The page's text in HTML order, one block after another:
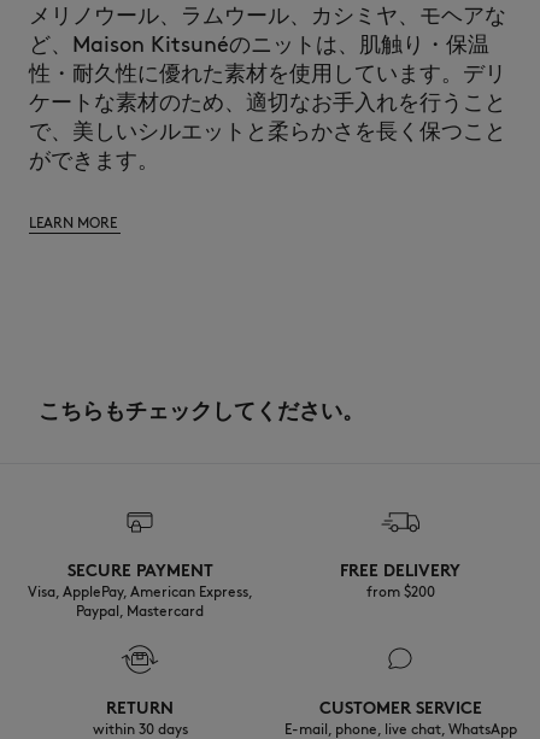
メリノウール、ラムウール、カシミヤ、モヘアな
ど、Maison Kitsunéのニットは、肌触り・保温
性・耐久性に優れた素材を使用しています。デリ
ケートな素材のため、適切なお手入れを行うこと
で、美しいシルエットと柔らかさを長く保つこと
ができます。
LEARN MORE
こちらもチェックしてください。
SECURE PAYMENT
Visa, ApplePay, American Express,
Paypal, Mastercard
FREE DELIVERY
from $200
RETURN
within 30 days
CUSTOMER SERVICE
E-mail, phone, live chat, WhatsApp